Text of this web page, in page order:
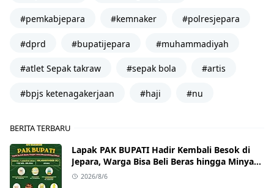
#pemkabjepara #kemnaker #polresjepara
#dprd #bupatijepara #muhammadiyah
#atlet Sepak takraw #sepak bola #artis
#bpjs ketenagakerjaan #haji #nu
BERITA TERBARU
Lapak PAK BUPATI Hadir Kembali Besok di
Jepara, Warga Bisa Beli Beras hingga Minyak
Goreng dengan Harga Terjangkau
2026/8/6